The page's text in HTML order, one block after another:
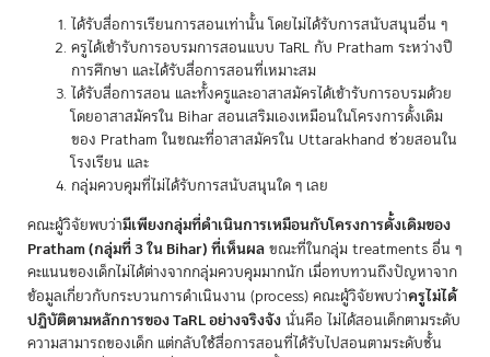
ได้รับสื่อการเรียนการสอนเท่านั้น โดยไม่ได้รับการสนับสนุนอื่น ๆ
ครูได้เข้ารับการอบรมการสอนแบบ TaRL กับ Pratham ระหว่างปี
การศึกษา และได้รับสื่อการสอนที่เหมาะสม
ได้รับสื่อการสอน และทั้งครูและอาสาสมัครได้เข้ารับการอบรมด้วย
โดยอาสาสมัครใน Bihar สอนเสริมเองเหมือนในโครงการดั้งเดิม
ของ Pratham ในขณะที่อาสาสมัครใน Uttarakhand ช่วยสอนใน
โรงเรียน และ
กลุ่มควบคุมที่ไม่ได้รับการสนับสนุนใด ๆ เลย
คณะผู้วิจัยพบว่ามีเพียงกลุ่มที่ดำเนินการเหมือนกับโครงการดั้งเดิมของ
Pratham (กลุ่มที่ 3 ใน Bihar) ที่เห็นผลขณะที่ในกลุ่ม treatments อื่น ๆ
คะแนนของเด็กไม่ได้ต่างจากกลุ่มควบคุมมากนัก เมื่อทบทวนถึงปัญหาจาก
ข้อมูลเกี่ยวกับกระบวนการดำเนินงาน (process) คณะผู้วิจัยพบว่าครูไม่ได้
ปฏิบัติตามหลักการของ TaRL อย่างจริงจังนั่นคือ ไม่ได้สอนเด็กตามระดับ
ความสามารถของเด็ก แต่กลับใช้สื่อการสอนที่ได้รับไปสอนตามระดับชั้น